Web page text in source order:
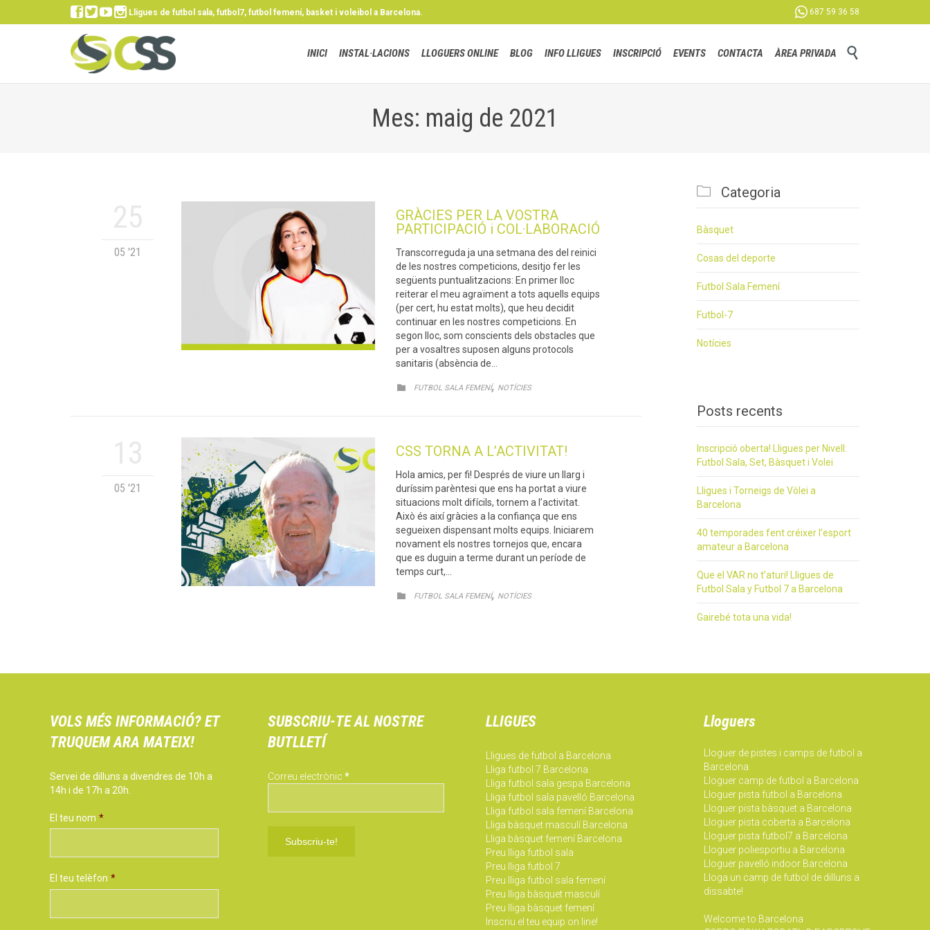
 Lligues de futbol sala, futbol7, futbol femení, basket i voleibol a Barcelona.  687 59 36 58
to
INICI INSTAL·LACIONS LLOGUERS ONLINE BLOG INFO LLIGUES INSCRIPCIÓ EVENTS CONTACTA ÀREA PRIVADA 
Mes: maig de 2021
05 '21
GRÀCIES PER LA VOSTRA
PARTICIPACIÓ i COL·LABORACIÓ
Transcorreguda ja una setmana des del reinici
de les nostres competicions, desitjo fer les
següents puntualitzacions: En primer lloc
reiterar el meu agraïment a tots aquells equips
(per cert, hu estat molts), que heu decidit
continuar en les nostres competicions. En
segon lloc, som conscients dels obstacles que
per a vosaltres suposen alguns protocols
sanitaris (absència de…
 CATEGORY
FUTBOL SALA FEMENÍ, NOTÍCIES
05 '21
CSS TORNA A L’ACTIVITAT!
Hola amics, per fi! Després de viure un llarg i
duríssim parèntesi que ens ha portat a viure
situacions molt difícils, tornem a l’activitat.
Això és així gràcies a la confiança que ens
segueixen dispensant molts equips. Iniciarem
novament els nostres tornejos que, encara
que es duguin a terme durant un període de
temps curt,…
 CATEGORY
FUTBOL SALA FEMENÍ, NOTÍCIES
 Categoria
Bàsquet
Cosas del deporte
Futbol Sala Femení
Futbol-7
Notícies
Posts recents
Inscripció oberta! Lligues per Nivell:
Futbol Sala, Set, Bàsquet i Volei
Lligues i Torneigs de Vòlei a
Barcelona
40 temporades fent créixer l’esport
amateur a Barcelona
Que el VAR no t’aturi! Lligues de
Futbol Sala y Futbol 7 a Barcelona
Gairebé tota una vida!
VOLS MÉS INFORMACIÓ? ET
TRUQUEM ARA MATEIX!
Servei de dilluns a divendres de 10h a
14h i de 17h a 20h.
El teu nom *
El teu telèfon *
SUBSCRIU-TE AL NOSTRE
BUTLLETÍ
Correu electrònic *
LLIGUES
Lligues de futbol a Barcelona
Lliga futbol 7 Barcelona
Lliga futbol sala gespa Barcelona
Lliga futbol sala pavelló Barcelona
Lliga futbol sala femení Barcelona
Lliga bàsquet masculí Barcelona
Lliga bàsquet femení Barcelona
Preu lliga futbol sala
Preu lliga futbol 7
Preu lliga futbol sala femení
Preu lliga bàsquet masculí
Preu lliga bàsquet femení
Inscriu el teu equip on line!
Lloguers
Lloguer de pistes i camps de futbol a
Barcelona
Lloguer camp de futbol a Barcelona
Lloguer pista futbol a Barcelona
Lloguer pista bàsquet a Barcelona
Lloguer pista coberta a Barcelona
Lloguer pista futbol7 a Barcelona
Lloguer poliesportiu a Barcelona
Lloguer pavelló indoor Barcelona
Lloga un camp de futbol de dilluns a
dissabte!
Welcome to Barcelona